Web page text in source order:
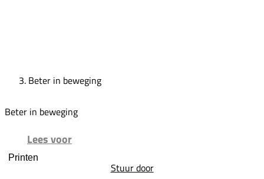
Beter in beweging
Beter in beweging
Lees voor
Printen
Stuur door